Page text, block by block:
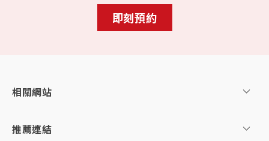
即刻預約
相關網站
推薦連結